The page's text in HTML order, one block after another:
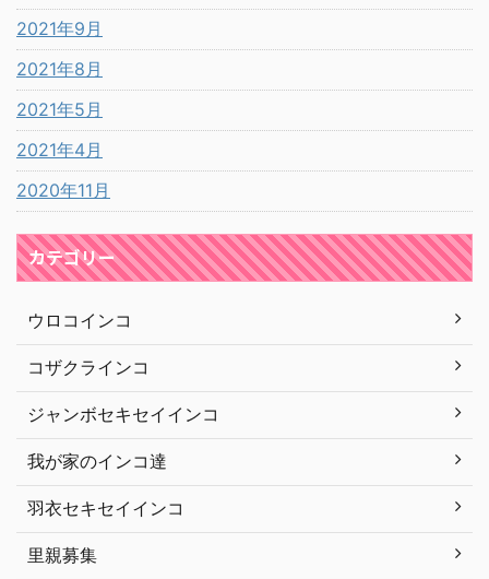
2021年9月
2021年8月
2021年5月
2021年4月
2020年11月
カテゴリー
ウロコインコ
コザクラインコ
ジャンボセキセイインコ
我が家のインコ達
羽衣セキセイインコ
里親募集